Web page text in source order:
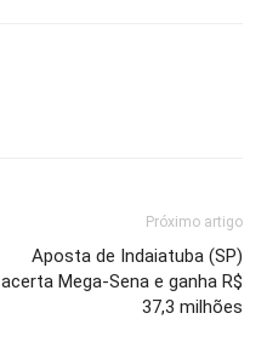
Próximo artigo
Aposta de Indaiatuba (SP)
acerta Mega-Sena e ganha R$
37,3 milhões